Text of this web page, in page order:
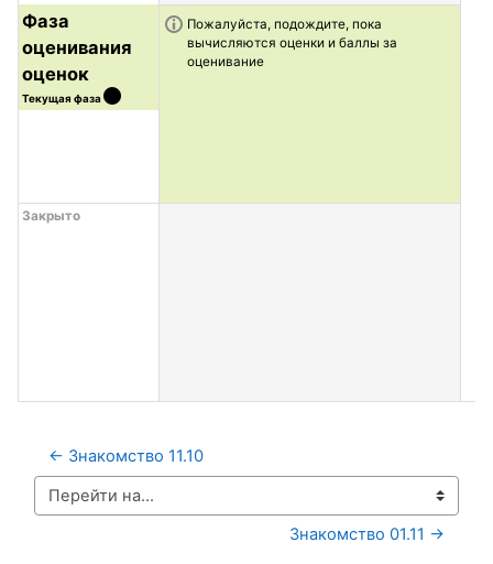
Фаза
оценивания
оценок
Текущая фаза
Информация о задаче
Пожалуйста, подождите, пока
вычисляются оценки и баллы за
оценивание
Закрыто
← Знакомство 11.10
Перейти на...
Знакомство 01.11 →